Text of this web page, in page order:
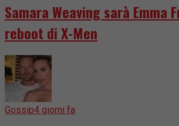
Samara Weaving sarà Emma
reboot di X-Men
Gossip4 giorni fa